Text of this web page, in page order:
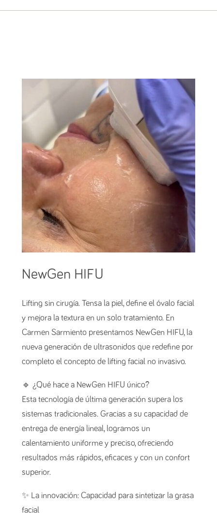
NewGen HIFU
Lifting sin cirugía. Tensa la piel, define el óvalo facial
y mejora la textura en un solo tratamiento. En
Carmen Sarmiento presentamos NewGen HIFU, la
nueva generación de ultrasonidos que redefine por
completo el concepto de lifting facial no invasivo.
🔹 ¿Qué hace a NewGen HIFU único?
Esta tecnología de última generación supera los
sistemas tradicionales. Gracias a su capacidad de
entrega de energía lineal, logramos un
calentamiento uniforme y preciso, ofreciendo
resultados más rápidos, eficaces y con un confort
superior.
✨ La innovación: Capacidad para sintetizar la grasa
facial